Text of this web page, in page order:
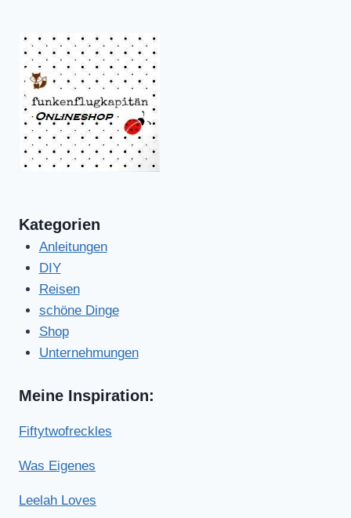
Kategorien
Anleitungen
DIY
Reisen
schöne Dinge
Shop
Unternehmungen
Meine Inspiration:
Fiftytwofreckles
Was Eigenes
Leelah Loves